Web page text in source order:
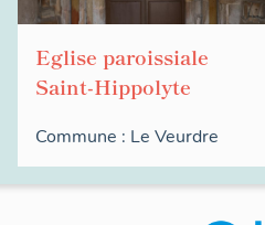
Eglise paroissiale
Saint-Hippolyte
Commune : Le Veurdre